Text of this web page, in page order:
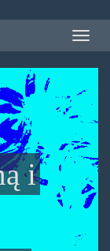
Toggle
i